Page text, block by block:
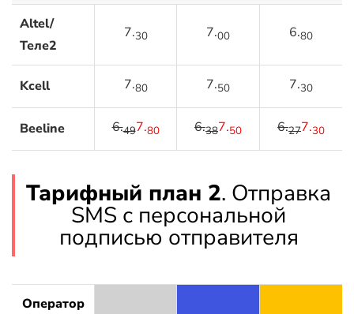
Altel/
Теле2
7.30 7.00 6.80
Kcell 7.80 7.50 7.30
Beeline 6.497.80 6.387.50 6.277.30
Тарифный план 2. Отправка
SMS с персональной
подписью отправителя
Оператор